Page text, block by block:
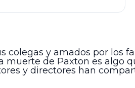
colegas y amados por los
muerte de Paxton es algo
y directores han